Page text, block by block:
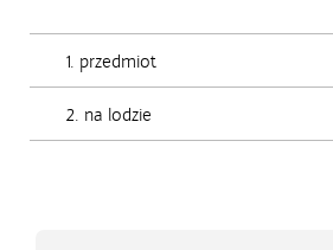
Autorzy
1. przedmiot
2. na lodzie